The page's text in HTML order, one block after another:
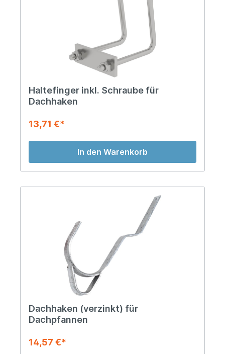
Haltefinger inkl. Schraube für
Dachhaken
13,71 €*
In den Warenkorb
Dachhaken (verzinkt) für
Dachpfannen
14,57 €*